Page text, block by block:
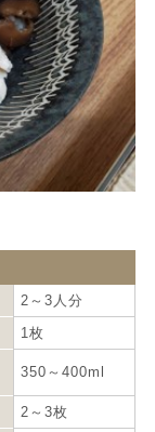
2～3人分
1枚
350～400ml
2～3枚